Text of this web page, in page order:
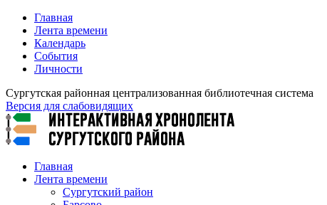
Главная
Лента времени
Календарь
События
Личности
Сургутская районная централизованная библиотечная система
Версия для слабовидящих
Главная
Лента времени
Сургутский район